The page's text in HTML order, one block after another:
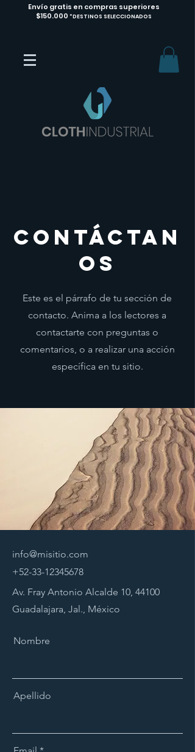
Envío gratis en compras superiores
$150.000 *DESTINOS SELECCIONADOS
Contáctan
os
Este es el párrafo de tu sección de
contacto. Anima a los lectores a
contactarte con preguntas o
comentarios, o a realizar una acción
específica en tu sitio.
info@misitio.com
+52-33-12345678
Av. Fray Antonio Alcalde 10, 44100
Guadalajara, Jal., México
Nombre
Apellido